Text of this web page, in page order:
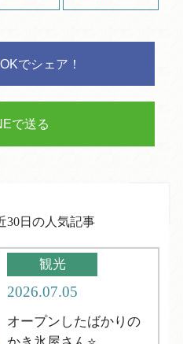
でシェア！
で送る
30日の人気記事
観光
2026.07.05
オープンしたばかりの